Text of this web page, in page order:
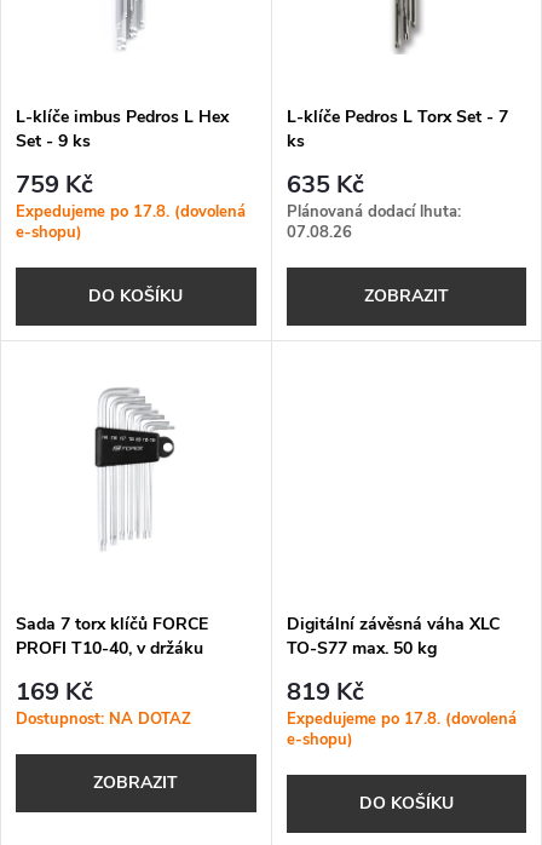
p
r
o
d
s
p
r
o
d
L-klíče imbus Pedros L Hex
Set - 9 ks
759 Kč
Expedujeme po 17.8. (dovolená
e-shopu)
DO KOŠÍKU
L-klíče Pedros L Torx Set - 7
ks
635 Kč
Plánovaná dodací lhuta:
07.08.26
ZOBRAZIT
Sada 7 torx klíčů FORCE
PROFI T10-40, v držáku
169 Kč
Dostupnost: NA DOTAZ
ZOBRAZIT
Digitální závěsná váha XLC
TO-S77 max. 50 kg
819 Kč
Expedujeme po 17.8. (dovolená
e-shopu)
DO KOŠÍKU